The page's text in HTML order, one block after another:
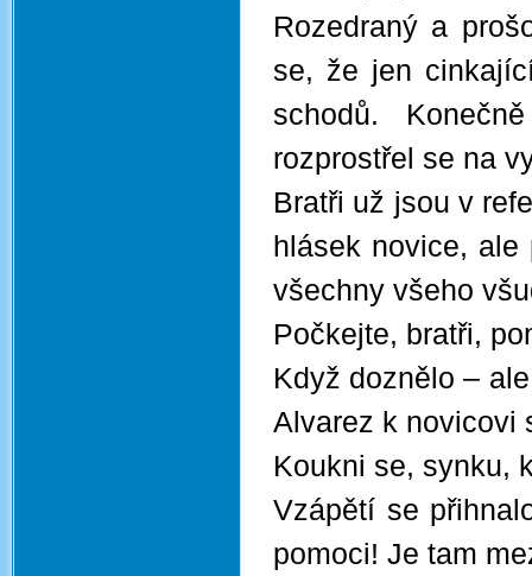
Rozedraný a
se, že jen
schodů.
rozprostřel se na
Bratři už jsou v
hlásek novice,
všechny všeho
Počkejte, bratři,
Když doznělo –
Alvarez k novicovi
Koukni se, synku,
Vzápětí se
pomoci! Je tam